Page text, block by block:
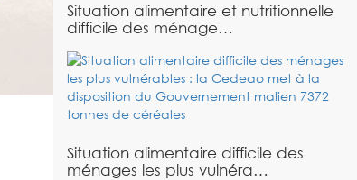
Situation alimentaire et nutritionnelle
difficile des ménage…
Situation alimentaire difficile des
ménages les plus vulnéra…